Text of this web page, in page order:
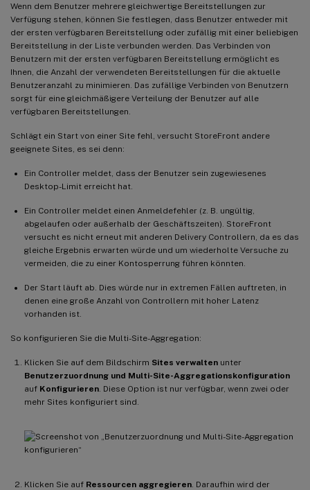
Wenn dem Benutzer mehrere gleichwertige Bereitstellungen zur
Verfügung stehen, können Sie festlegen, dass Benutzer entweder mit
der ersten verfügbaren Bereitstellung oder zufällig mit einer beliebigen
Bereitstellung in der Liste verbunden werden. Das Verbinden von
Benutzern mit der ersten verfügbaren Bereitstellung ermöglicht es
Ihnen, die Anzahl der verwendeten Bereitstellungen für die aktuelle
Benutzeranzahl zu minimieren. Das zufällige Verbinden von Benutzern
sorgt für eine gleichmäßigere Verteilung der Benutzer auf alle
verfügbaren Bereitstellungen.
Schlägt ein Start von einer Site fehl, versucht StoreFront andere
geeignete Sites, es sei denn:
Ein Controller meldet, dass der Benutzer sein zugewiesenes
Desktop-Limit erreicht hat.
Ein Controller meldet einen Anmeldefehler (z. B. ungültig,
abgelaufen oder außerhalb der Geschäftszeiten). StoreFront
versucht es nicht erneut mit anderen Delivery Controllern, da es das
gleiche Ergebnis erwarten würde und um wiederholte Versuche zu
vermeiden, die zu einer Kontosperrung führen könnten.
Der Start läuft ab. Dies würde nur in extremen Fällen auftreten, in
denen eine große Anzahl von Controllern mit hoher Latenz
vorhanden ist.
So konfigurieren Sie die Multi-Site-Aggregation:
Klicken Sie auf dem Bildschirm Sites verwalten unter
Benutzerzuordnung und Multi-Site-Aggregationskonfiguration
auf Konfigurieren . Diese Option ist nur verfügbar, wenn zwei oder
mehr Sites konfiguriert sind.
Klicken Sie auf Ressourcen aggregieren . Daraufhin wird der